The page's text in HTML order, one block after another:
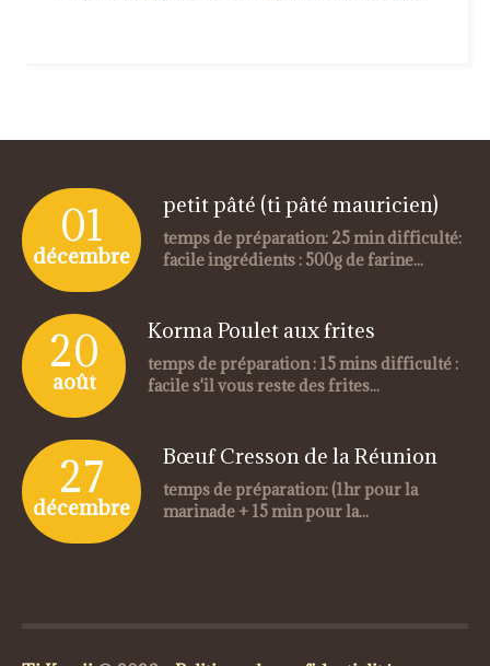
01
décembre
petit pâté (ti pâté mauricien)
temps de préparation: 25 min difficulté:
facile ingrédients : 500g de farine...
20
août
Korma Poulet aux frites
temps de préparation : 15 mins difficulté :
facile s'il vous reste des frites...
27
décembre
Bœuf Cresson de la Réunion
temps de préparation: (1hr pour la
marinade + 15 min pour la...